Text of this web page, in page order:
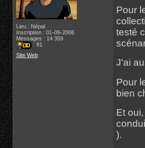
Lieu : Népal
Inscription : 01-09-2006
Messages : 14 359
: 81
Site Web
Pour
testé
J'ai
Pour
bien
Et
).